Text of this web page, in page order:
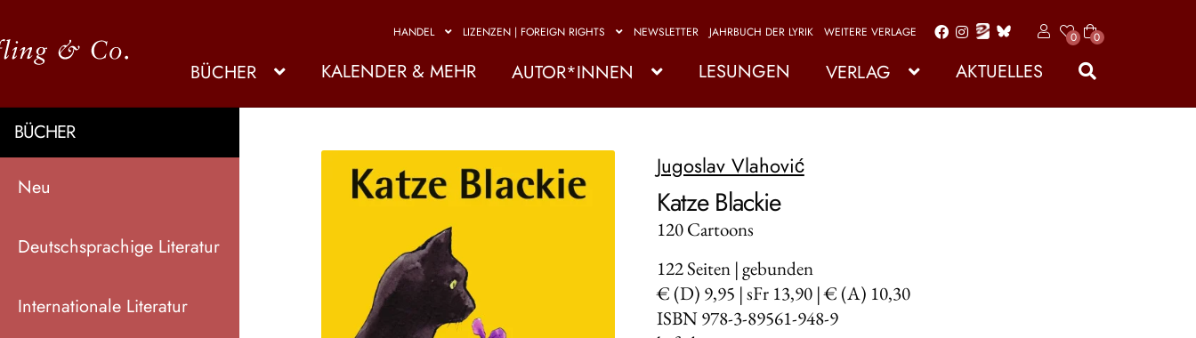
HANDEL LIZENZEN | FOREIGN RIGHTS NEWSLETTER JAHRBUCH DER LYRIK WEITERE VERLAGE 0
0
ike
l
Zur
springen
Zum
springen
BÜCHER KALENDER & MEHR AUTOR*INNEN LESUNGEN VERLAG AKTUELLES
BÜCHER
Neu
Deutschsprachige Literatur
Internationale Literatur
Jugoslav Vlahović
Katze Blackie
120 Cartoons
122Seiten | gebunden
€ (D) 9,95 | sFr 13,90 | € (A) 10,30
ISBN 978-3-89561-948-9